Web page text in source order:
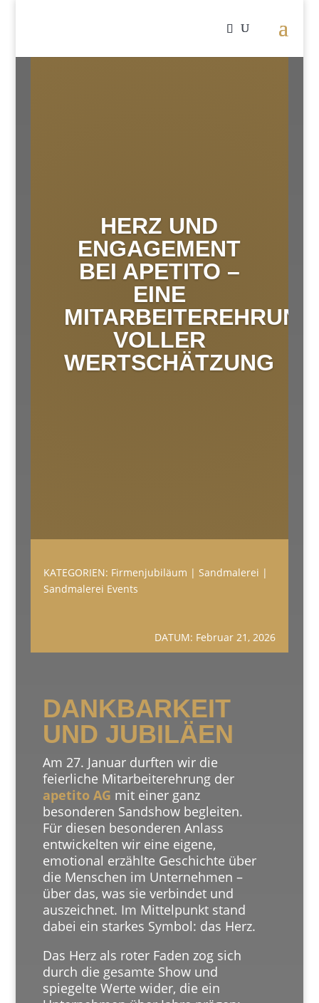
HERZ UND
ENGAGEMENT
BEI APETITO –
EINE
MITARBEITEREHRUNG
VOLLER
WERTSCHÄTZUNG
KATEGORIEN: Firmenjubiläum | Sandmalerei |
Sandmalerei Events
DATUM: Februar 21, 2026
DANKBARKEIT
UND JUBILÄEN
Am 27. Januar durften wir die
feierliche Mitarbeiterehrung der
apetito AG mit einer ganz
besonderen Sandshow begleiten.
Für diesen besonderen Anlass
entwickelten wir eine eigene,
emotional erzählte Geschichte über
die Menschen im Unternehmen –
über das, was sie verbindet und
auszeichnet. Im Mittelpunkt stand
dabei ein starkes Symbol: das Herz.
Das Herz als roter Faden zog sich
durch die gesamte Show und
spiegelte Werte wider, die ein